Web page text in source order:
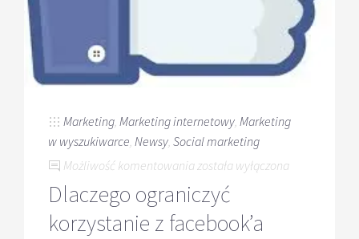
Marketing, Marketing internetowy, Marketing
w wyszukiwarce, Newsy, Social marketing
Możliwość komentowania Dlaczego
ograniczyć
korzystanie
z
została wyłączona
Dlaczego ograniczyć
korzystanie z facebook’a